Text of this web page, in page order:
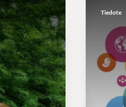
Tiedote